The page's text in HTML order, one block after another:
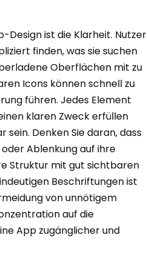
Design ist die Klarheit. Nutzer
finden, was sie suchen
Oberflächen mit zu
Icons können schnell zu
führen. Jedes Element
klaren Zweck erfüllen
Denken Sie daran, dass
Ablenkung auf ihre
Struktur mit gut sichtbaren
Beschriftungen ist
von unnötigem
auf die
App zugänglicher und